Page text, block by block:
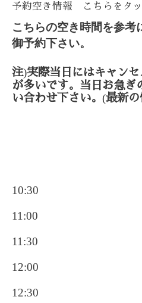
予約空き情報 こちらをタ
こちらの空き時間を参考
御予約下さい。
注)実際当日にはキャン
が多いです。当日お急ぎ
い合わせ下さい。 (最新
10:30
11:00
11:30
12:00
12:30